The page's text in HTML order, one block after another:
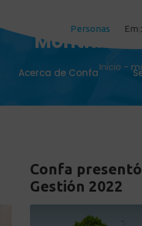
Personas
Acerca de Confa
Month:30
Inicio -
Confa
Gestión 2022